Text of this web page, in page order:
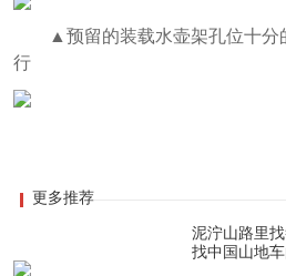
▲预留的装载水壶架孔位十分
行
更多推荐
泥泞山路里
找中国山地